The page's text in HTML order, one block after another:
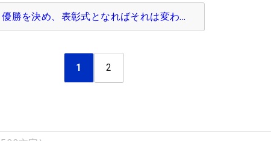
優勝を決め、表彰式となればそれは変わ…
1 2